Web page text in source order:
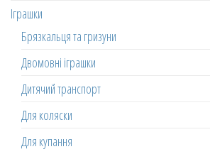
Іграшки
Брязкальця та гризуни
Двомовні іграшки
Дитячий транспорт
Для коляски
Для купання